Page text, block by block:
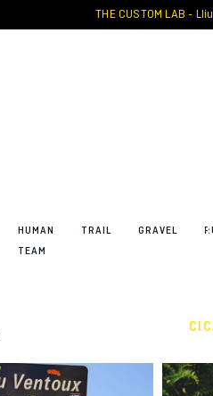
THE CUSTOM LAB -
HUMAN
TEAM
TRAIL GRAVEL